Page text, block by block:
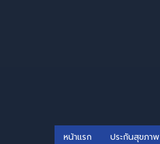
หน้าแรก ประกันสุขภาพ